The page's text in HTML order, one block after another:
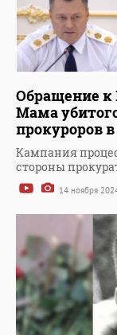
Обращение к
Мама
прокуроров
Кампания
стороны
14 ноября